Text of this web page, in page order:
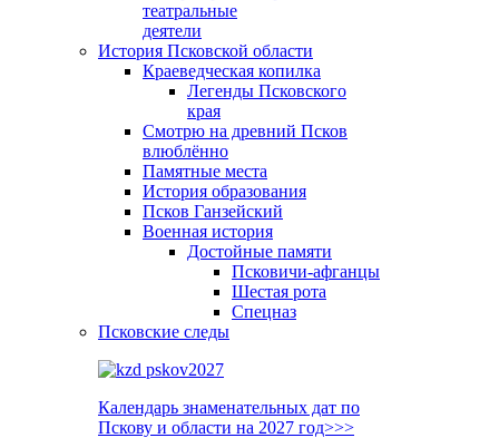
театральные
деятели
История Псковской области
Краеведческая копилка
Легенды Псковского
края
Смотрю на древний Псков
влюблённо
Памятные места
История образования
Псков Ганзейский
Военная история
Достойные памяти
Псковичи-афганцы
Шестая рота
Спецназ
Псковские следы
Календарь знаменательных дат по
Пскову и области на 2027 год>>>